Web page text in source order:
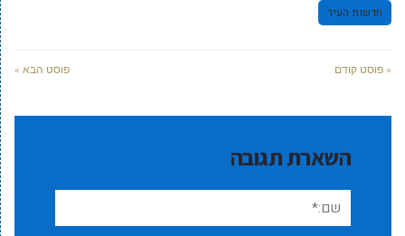
חדשות העיר
« פוסט קודם פוסט הבא »
השארת תגובה
שם:*